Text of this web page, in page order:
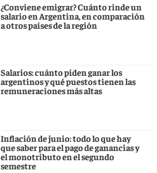
¿Conviene emigrar? Cuánto rinde un
salario en Argentina, en comparación
a otros países de la región
Salarios: cuánto piden ganar los
argentinos y qué puestos tienen las
remuneraciones más altas
Inflación de junio: todo lo que hay
que saber para el pago de ganancias y
el monotributo en el segundo
semestre